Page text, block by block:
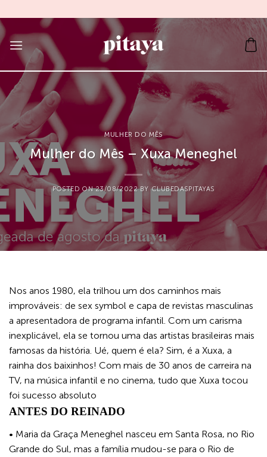
to
content
MULHER DO MÊS
Mulher do Mês – Xuxa Meneghel
POSTED ON23/08/2022 BYCLUBEDASPITAYAS
Nos anos 1980, ela trilhou um dos caminhos mais
improváveis: de sex symbol e capa de revistas masculinas
a apresentadora de programa infantil. Com um carisma
inexplicável, ela se tornou uma das artistas brasileiras mais
famosas da história. Ué, quem é ela? Sim, é a Xuxa, a
rainha dos baixinhos! Com mais de 30 anos de carreira na
TV, na música infantil e no cinema, tudo que Xuxa tocou
foi sucesso absoluto
ANTES DO REINADO
• Maria da Graça Meneghel nasceu em Santa Rosa, no Rio
Grande do Sul, mas a família mudou-se para o Rio de